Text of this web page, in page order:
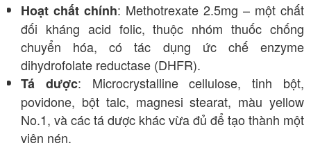
Hoạt chất chính: Methotrexate 2.5mg – một chất
đối kháng acid folic, thuộc nhóm thuốc chống
chuyển hóa, có tác dụng ức chế enzyme
dihydrofolate reductase (DHFR).
Tá dược: Microcrystalline cellulose, tinh bột,
povidone, bột talc, magnesi stearat, màu yellow
No.1, và các tá dược khác vừa đủ để tạo thành một
viên nén.